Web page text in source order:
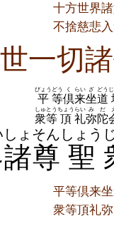
十方世界
不捨慈悲
一切
平
びょう
等
どう
倶
く
来
らい
坐
ざ
道
どう
衆等
しゅとう
頂
ちょう
礼
らい
弥陀
みだ
諸尊
しょそん
聖
しょう
平等倶来
衆等頂礼